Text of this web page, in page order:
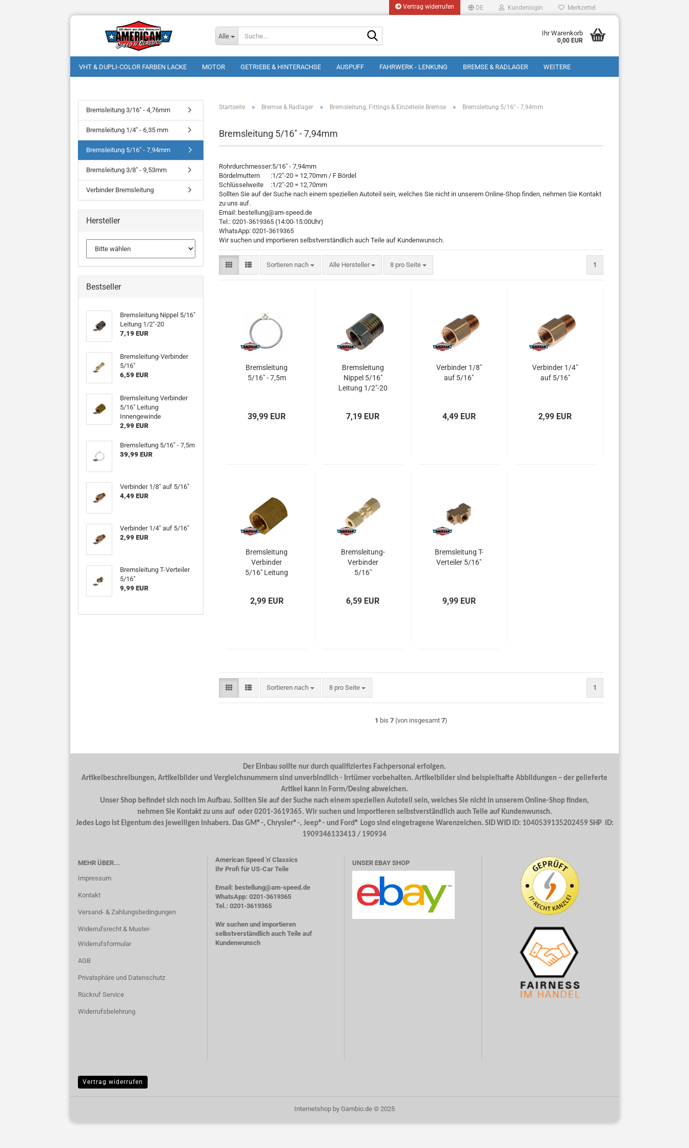
Vertrag widerrufen DE Kundenlogin Merkzettel
Alle Ihr Warenkorb
0,00 EUR
VHT & DUPLI-COLOR FARBEN LACKE MOTOR GETRIEBE & HINTERACHSE AUSPUFF FAHRWERK - LENKUNG BREMSE & RADLAGER WEITERE
Startseite » Bremse & Radlager » Bremsleitung, Fittings & Einzelteile Bremse » Bremsleitung 5/16" - 7,94mm
Bremsleitung 5/16" - 7,94mm
Rohrdurchmesser:5/16" - 7,94mm
Bördelmuttern
:1/2"-20 = 12,70mm / F Bördel
Schlüsselweite
:1/2"-20 = 12,70mm
Sollten Sie auf der Suche nach einem speziellen Autoteil sein, welches Sie nicht in unserem Online-Shop finden, nehmen Sie Kontakt
zu uns auf.
Email: bestellung@am-speed.de
Tel.: 0201-3619365 (14:00-15:00Uhr)
WhatsApp: 0201-3619365
Wir suchen und importieren selbstverständlich auch Teile auf Kundenwunsch.
Sortieren nach
Sortieren nach Alle Hersteller 8 pro Seite
pro Seite 1
Bremsleitung
5/16" - 7,5m
39,99 EUR
Bremsleitung
Nippel 5/16"
Leitung 1/2"-20
7,19 EUR
Verbinder 1/8"
auf 5/16"
4,49 EUR
Verbinder 1/4"
auf 5/16"
2,99 EUR
Bremsleitung
Verbinder
5/16" Leitung
2,99 EUR
Bremsleitung-
Verbinder
5/16"
6,59 EUR
Bremsleitung T-
Verteiler 5/16"
9,99 EUR
Sortieren nach
Sortieren nach 8 pro Seite
pro Seite 1
1 bis 7 (von insgesamt 7)
Bremsleitung 3/16" - 4,76mm
Bremsleitung 1/4" - 6,35 mm
Bremsleitung 5/16" - 7,94mm
Bremsleitung 3/8" - 9,53mm
Verbinder Bremsleitung
Hersteller
Bestseller
Bremsleitung Nippel 5/16"
Leitung 1/2"-20
7,19 EUR
Bremsleitung-Verbinder
5/16"
6,59 EUR
Bremsleitung Verbinder
5/16" Leitung
Innengewinde
2,99 EUR
Bremsleitung 5/16" - 7,5m
39,99 EUR
Verbinder 1/8" auf 5/16"
4,49 EUR
Verbinder 1/4" auf 5/16"
2,99 EUR
Bremsleitung T-Verteiler
5/16"
9,99 EUR
Der Einbau sollte nur durch qualifiziertes Fachpersonal erfolgen.
Artikelbeschreibungen, Artikelbilder und Vergleichsnummern sind unverbindlich - Irrtümer vorbehalten. Artikelbilder sind beispielhafte Abbildungen – der gelieferte
Artikel kann in Form/Desing abweichen.
Unser Shop befindet sich noch im Aufbau. Sollten Sie auf der Suche nach einem speziellen Autoteil sein, welches Sie nicht in unserem Online-Shop finden,
nehmen Sie Kontakt zu uns auf oder 0201-3619365. Wir suchen und importieren selbstverständlich auch Teile auf Kundenwunsch.
Jedes Logo ist Eigentum des jeweiligen Inhabers. Das GM®-, Chrysler®-, Jeep®- und Ford® Logo sind eingetragene Warenzeichen. SID WID iD: 1040539135202459 SHP iD:
1909346133413 / 190934
MEHR ÜBER...
Impressum
Kontakt
Versand- & Zahlungsbedingungen
Widerrufsrecht & Muster-
Widerrufsformular
AGB
Privatsphäre und Datenschutz
Rückruf Service
Widerrufsbelehrung
American Speed 'n' Classics
Ihr Profi für US-Car Teile
Email: bestellung@am-speed.de
WhatsApp: 0201-3619365
Tel.: 0201-3619365
Wir suchen und importieren
selbstverständlich auch Teile auf
Kundenwunsch
UNSER EBAY SHOP
Vertrag widerrufen
Internetshop by Gambio.de © 2025